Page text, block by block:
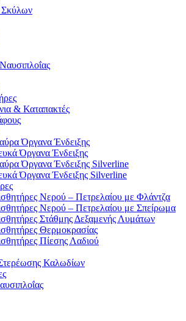
Σκύλων
& Καταπακτές
Όργανα Ένδειξης
Όργανα Ένδειξης
Όργανα Ένδειξης Silverline
Όργανα Ένδειξης Silverline
Νερού – Πετρελαίου με Φλάντζα
Νερού – Πετρελαίου με Σπείρωμα
Στάθμης Δεξαμενής Λυμάτων
Θερμοκρασίας
Πίεσης Λαδιού
Καλωδίων